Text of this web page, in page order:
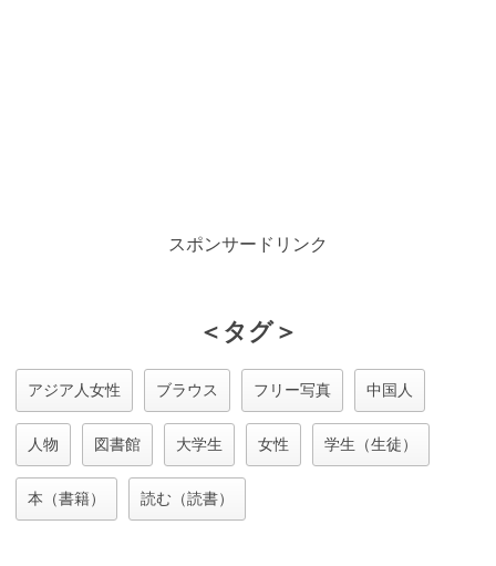
スポンサードリンク
＜タグ＞
アジア人女性 ブラウス フリー写真 中国人
人物 図書館 大学生 女性 学生（生徒）
本（書籍） 読む（読書）